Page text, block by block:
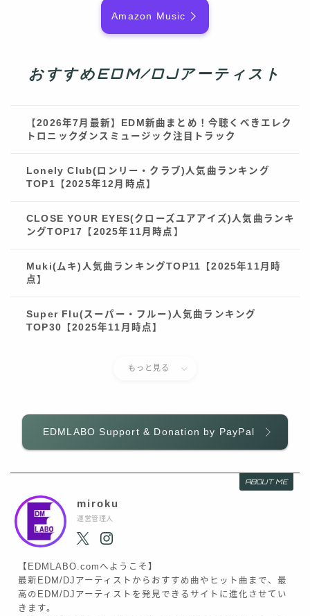
Amazon Music
おすすめEDM/DJアーティスト
【2026年7月最新】EDM新曲まとめ！今聴くべきエレク
トロニックダンスミュージック注目トラック
Lonely Club(ロンリー・クラブ)人気曲ランキング
TOP1【2025年12月時点】
CLOSE YOUR EYES(クローズユアアイズ)人気曲ランキ
ングTOP17【2025年11月時点】
Muki(ムキ)人気曲ランキングTOP11【2025年11月時
点】
Super Flu(スーパー・フルー)人気曲ランキング
TOP30【2025年11月時点】
もっと見る
EDMLABO Support & Donation by PayPal
ABOUT ME
miroku
運営管理人
【EDMLABO.comへようこそ】
最新EDM/DJアーティストからおすすめ曲やヒット曲まで、最
高のEDM/DJアーティストを発見できるサイトに進化させてい
きます。